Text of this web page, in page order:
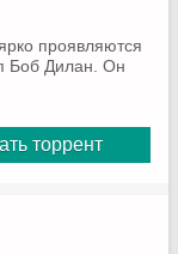
проявляются
Боб Дилан. Он
торрент